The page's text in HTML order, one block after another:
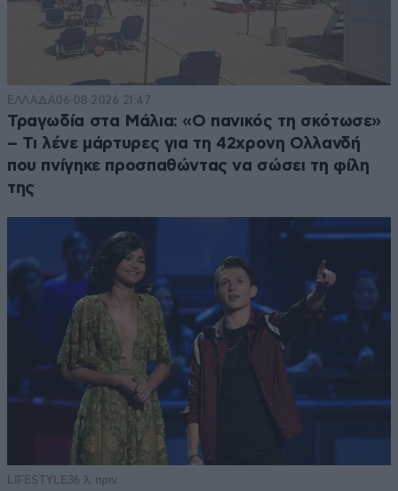
ΕΛΛΑΔΑ06·08·2026 21:47
Τραγωδία στα Μάλια: «Ο πανικός τη σκότωσε»
– Τι λένε μάρτυρες για τη 42χρονη Ολλανδή
που πνίγηκε προσπαθώντας να σώσει τη φίλη
της
LIFESTYLE36 λ. πριν